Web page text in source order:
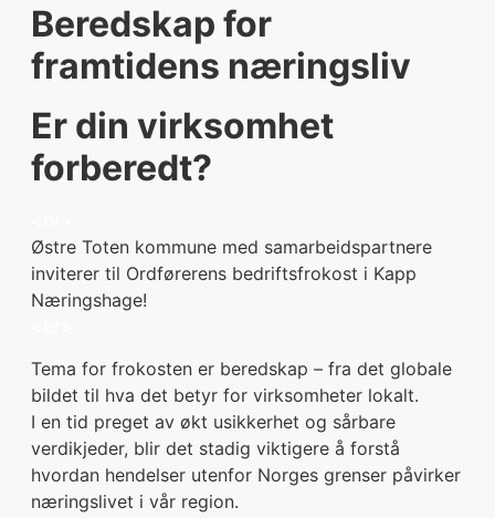
Beredskap for
framtidens næringsliv
Er din virksomhet
forberedt?
Østre Toten kommune med samarbeidspartnere
inviterer til Ordførerens bedriftsfrokost i Kapp
Næringshage!
Tema for frokosten er beredskap – fra det globale
bildet til hva det betyr for virksomheter lokalt.
I en tid preget av økt usikkerhet og sårbare
verdikjeder, blir det stadig viktigere å forstå
hvordan hendelser utenfor Norges grenser påvirker
næringslivet i vår region.